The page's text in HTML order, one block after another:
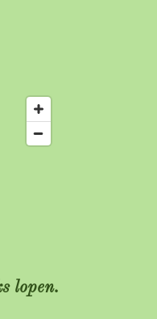
lopen.